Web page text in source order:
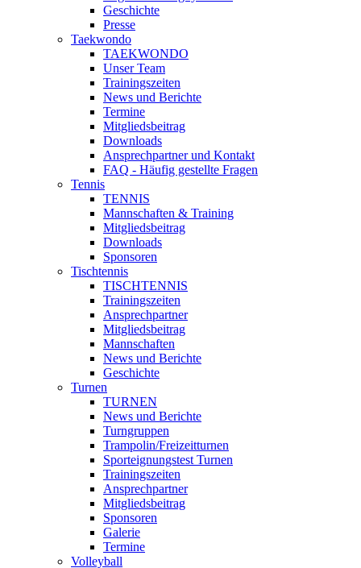
Geschichte
Presse
Taekwondo
TAEKWONDO
Unser Team
Trainingszeiten
News und Berichte
Termine
Mitgliedsbeitrag
Downloads
Ansprechpartner und Kontakt
FAQ - Häufig gestellte Fragen
Tennis
TENNIS
Mannschaften & Training
Mitgliedsbeitrag
Downloads
Sponsoren
Tischtennis
TISCHTENNIS
Trainingszeiten
Ansprechpartner
Mitgliedsbeitrag
Mannschaften
News und Berichte
Geschichte
Turnen
TURNEN
News und Berichte
Turngruppen
Trampolin/Freizeitturnen
Sporteignungstest Turnen
Trainingszeiten
Ansprechpartner
Mitgliedsbeitrag
Sponsoren
Galerie
Termine
Volleyball